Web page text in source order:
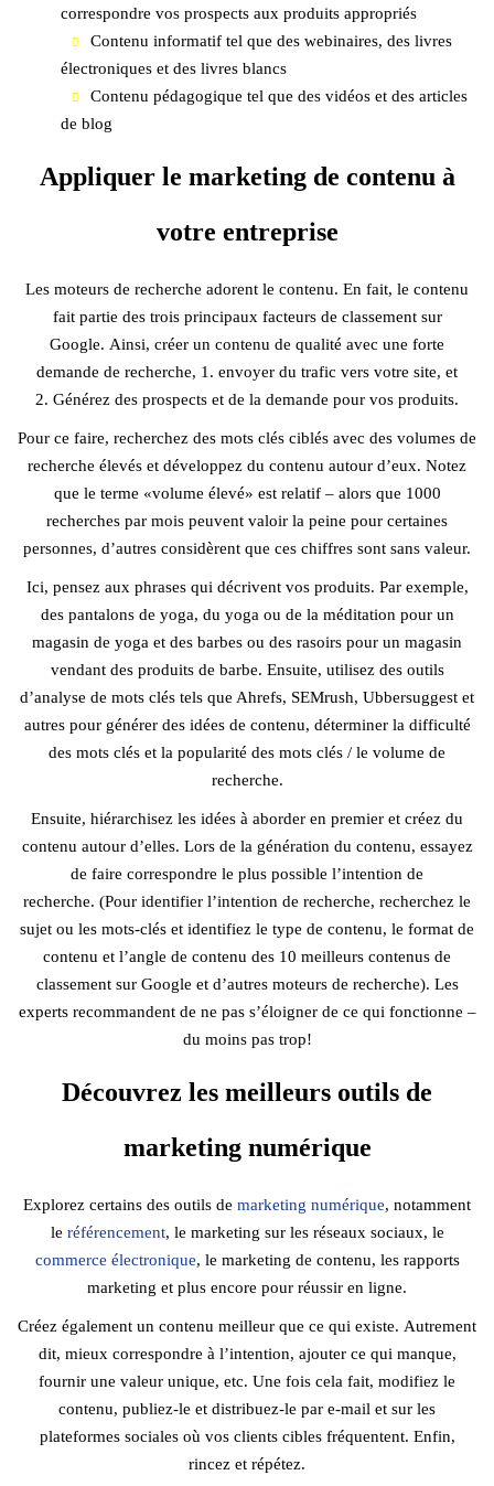
correspondre vos prospects aux produits appropriés
Contenu informatif tel que des webinaires, des livres
électroniques et des livres blancs
Contenu pédagogique tel que des vidéos et des articles
de blog
Appliquer le marketing de contenu à
votre entreprise
Les moteurs de recherche adorent le contenu. En fait, le contenu
fait partie des trois principaux facteurs de classement sur
Google. Ainsi, créer un contenu de qualité avec une forte
demande de recherche, 1. envoyer du trafic vers votre site, et
2. Générez des prospects et de la demande pour vos produits.
Pour ce faire, recherchez des mots clés ciblés avec des volumes de
recherche élevés et développez du contenu autour d’eux. Notez
que le terme «volume élevé» est relatif – alors que 1000
recherches par mois peuvent valoir la peine pour certaines
personnes, d’autres considèrent que ces chiffres sont sans valeur.
Ici, pensez aux phrases qui décrivent vos produits. Par exemple,
des pantalons de yoga, du yoga ou de la méditation pour un
magasin de yoga et des barbes ou des rasoirs pour un magasin
vendant des produits de barbe. Ensuite, utilisez des outils
d’analyse de mots clés tels que Ahrefs, SEMrush, Ubbersuggest et
autres pour générer des idées de contenu, déterminer la difficulté
des mots clés et la popularité des mots clés / le volume de
recherche.
Ensuite, hiérarchisez les idées à aborder en premier et créez du
contenu autour d’elles. Lors de la génération du contenu, essayez
de faire correspondre le plus possible l’intention de
recherche. (Pour identifier l’intention de recherche, recherchez le
sujet ou les mots-clés et identifiez le type de contenu, le format de
contenu et l’angle de contenu des 10 meilleurs contenus de
classement sur Google et d’autres moteurs de recherche). Les
experts recommandent de ne pas s’éloigner de ce qui fonctionne –
du moins pas trop!
Découvrez les meilleurs outils de
marketing numérique
Explorez certains des outils de marketing numérique, notamment
le référencement, le marketing sur les réseaux sociaux, le
commerce électronique, le marketing de contenu, les rapports
marketing et plus encore pour réussir en ligne.
Créez également un contenu meilleur que ce qui existe. Autrement
dit, mieux correspondre à l’intention, ajouter ce qui manque,
fournir une valeur unique, etc. Une fois cela fait, modifiez le
contenu, publiez-le et distribuez-le par e-mail et sur les
plateformes sociales où vos clients cibles fréquentent. Enfin,
rincez et répétez.